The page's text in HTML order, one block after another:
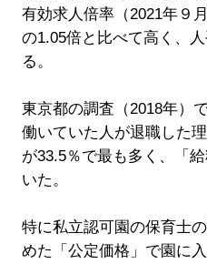
有効求人倍率（2021年９
の1.05倍と比べて高く、
る。
東京都の調査（2018年）
働いていた人が退職した
が33.5％で最も多く、「
いた。
特に私立認可園の保育士
めた「公定価格」で園に